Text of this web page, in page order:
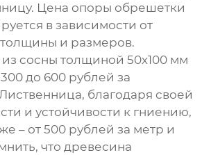
Цена опоры обрешетки
в зависимости от
и размеров.
сосны толщиной 50х100 мм
до 600 рублей за
благодаря своей
и устойчивости к гниению,
– от 500 рублей за метр и
что древесина